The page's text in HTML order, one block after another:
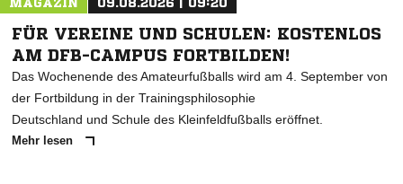
MAGAZIN 09.08.2026 | 09:20
FÜR VEREINE UND SCHULEN: KOSTENLOS
AM DFB-CAMPUS FORTBILDEN!
Das Wochenende des Amateurfußballs wird am 4. September von
der Fortbildung in der Trainingsphilosophie
Deutschland und Schule des Kleinfeldfußballs eröffnet.
Mehr lesen